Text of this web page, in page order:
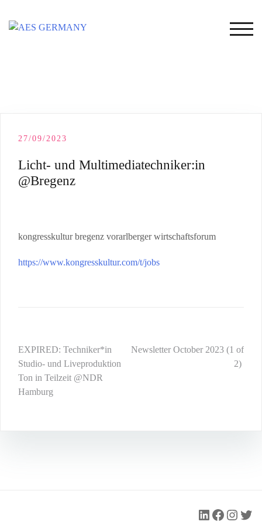
27/09/2023
Licht- und Multimediatechniker:in
@Bregenz
kongresskultur bregenz vorarlberger wirtschaftsforum
https://www.kongresskultur.com/t/jobs
Post
navigation
EXPIRED: Techniker*in
Studio- und Liveproduktion
Ton in Teilzeit @NDR
Hamburg
Newsletter October 2023 (1 of
2) ­
LinkedIn